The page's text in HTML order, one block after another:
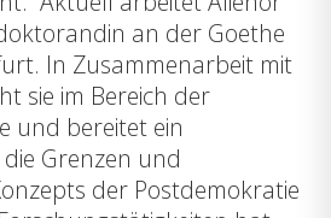
an der Goethe
In Zusammenarbeit mit
sie im Bereich der
und bereitet ein
Grenzen und
der Postdemokratie